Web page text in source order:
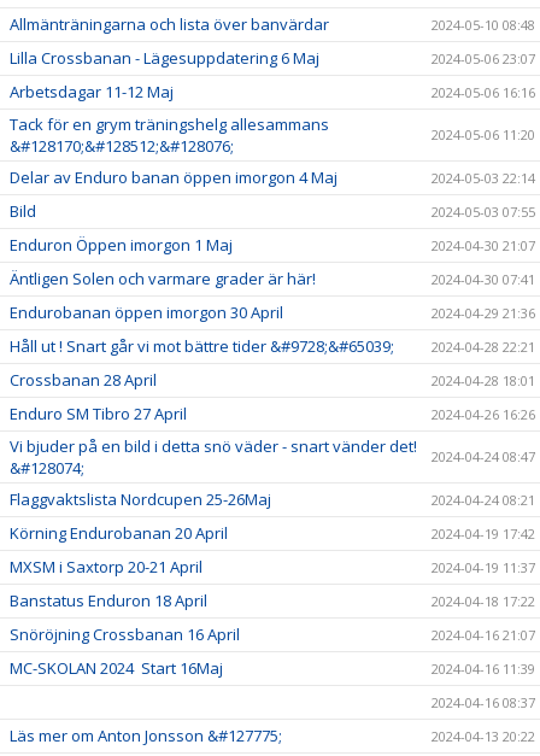
Allmänträningarna och lista över banvärdar
2024-05-10 08:48
Lilla Crossbanan - Lägesuppdatering 6 Maj 2024-05-06 23:07
Arbetsdagar 11-12 Maj 2024-05-06 16:16
Tack för en grym träningshelg allesammans
&#128170;&#128512;&#128076;
2024-05-06 11:20
Delar av Enduro banan öppen imorgon 4 Maj 2024-05-03 22:14
Bild 2024-05-03 07:55
Enduron Öppen imorgon 1 Maj 2024-04-30 21:07
Äntligen Solen och varmare grader är här! 2024-04-30 07:41
Endurobanan öppen imorgon 30 April 2024-04-29 21:36
Håll ut ! Snart går vi mot bättre tider &#9728;&#65039; 2024-04-28 22:21
Crossbanan 28 April 2024-04-28 18:01
Enduro SM Tibro 27 April 2024-04-26 16:26
Vi bjuder på en bild i detta snö väder - snart vänder det!
&#128074;
2024-04-24 08:47
Flaggvaktslista Nordcupen 25-26Maj 2024-04-24 08:21
Körning Endurobanan 20 April 2024-04-19 17:42
MXSM i Saxtorp 20-21 April 2024-04-19 11:37
Banstatus Enduron 18 April 2024-04-18 17:22
Snöröjning Crossbanan 16 April 2024-04-16 21:07
MC-SKOLAN 2024 Start 16Maj
2024-04-16 11:39
2024-04-16 08:37
Läs mer om Anton Jonsson &#127775; 2024-04-13 20:22